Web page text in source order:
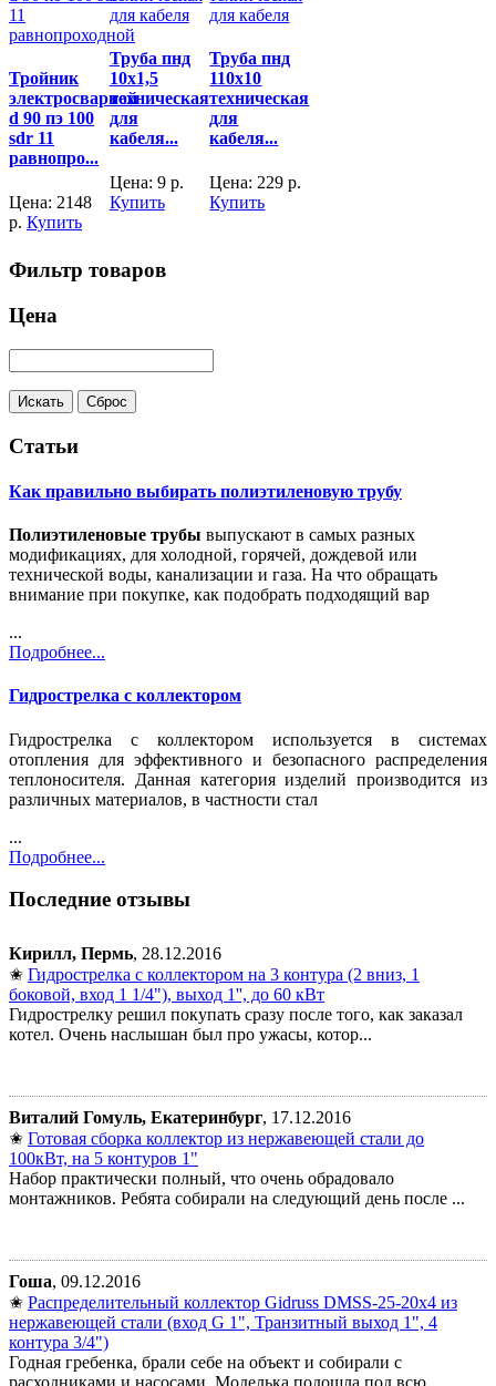
Тройник
электросварной
d 90 пэ 100
sdr 11
равнопро...
Цена: 2148
р. Купить
Труба пнд
10х1,5
техническая
для
кабеля...
Цена: 9 р.
Купить
Труба пнд
110х10
техническая
для
кабеля...
Цена: 229р.
Купить
Фильтр товаров
Цена
Статьи
Как правильно выбирать полиэтиленовую трубу
Полиэтиленовые трубы выпускают в самых разных
модификациях, для холодной, горячей, дождевой или
технической воды, канализации и газа. На что обращать
внимание при покупке, как подобрать подходящий вар
...
Подробнее...
Гидрострелка с коллектором
Гидрострелка с коллектором используется в системах
отопления для эффективного и безопасного распределения
теплоносителя. Данная категория изделий производится из
различных материалов, в частности стал
...
Подробнее...
Последние отзывы
Кирилл, Пермь, 28.12.2016
✬ Гидрострелка с коллектором на 3 контура (2 вниз, 1
боковой, вход 1 1/4"), выход 1'', до 60 кВт
Гидрострелку решил покупать сразу после того, как заказал
котел. Очень наслышан был про ужасы, котор...
Виталий Гомуль, Екатеринбург, 17.12.2016
✬ Готовая сборка коллектор из нержавеющей стали до
100кВт, на 5 контуров 1"
Набор практически полный, что очень обрадовало
монтажников. Ребята собирали на следующий день после ...
Гоша, 09.12.2016
✬ Распределительный коллектор Gidruss DMSS-25-20x4 из
нержавеющей стали (вход G 1", Транзитный выход 1", 4
контура 3/4")
Годная гребенка, брали себе на объект и собирали с
расходниками и насосами. Моделька подошла под всю...